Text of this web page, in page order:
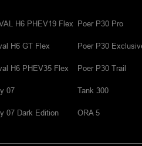
H6 PHEV19 Flex
H6 GT Flex
H6 PHEV35 Flex
07
07 Dark Edition
Poer P30 Pro
Poer P30
Poer P30 Trail
Tank 300
ORA 5